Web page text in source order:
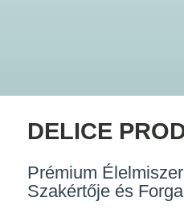
DELICE
Prémium
Szakértője és